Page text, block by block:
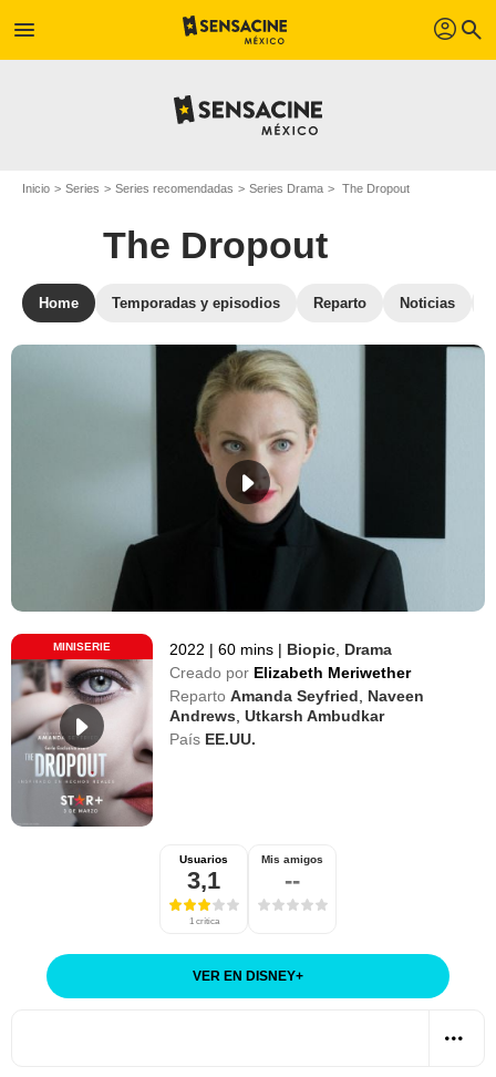
menu profil search
Inicio Series Series recomendadas Series Drama The Dropout
The Dropout
Home Temporadas y episodios Reparto Noticias
MINISERIE 2022 | 60 mins | Biopic Drama
Creado por Elizabeth Meriwether
Reparto Amanda Seyfried
Naveen
Andrews ,Utkarsh Ambudkar
País EE.UU.
Usuarios
3,1
1 crítica
Mis amigos
--
VER EN DISNEY+